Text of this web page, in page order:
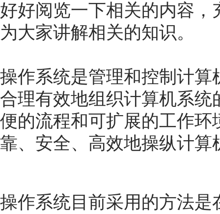
好好阅览一下相关的内容
为大家讲解相关的知识。
操作系统是管理和控制计
合理有效地组织计算机系
便的流程和可扩展的工作
靠、安全、高效地操纵计
操作系统目前采用的方法